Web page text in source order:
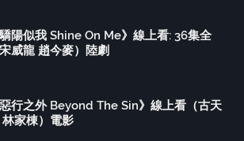
驕陽似我 Shine On Me》線上看: 36集全
宋威龍 趙今麥）陸劇
惡行之外 Beyond The Sin》線上看（古天
林家棟）電影